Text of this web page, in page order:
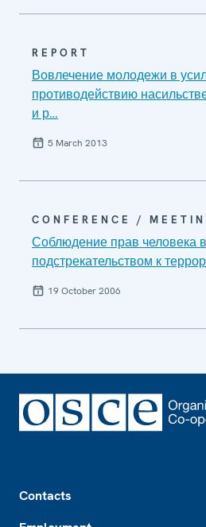
REPORT
Вовлечение молодежи в
противодействию
и р…
5 March 2013
CONFERENCE /
Соблюдение прав человека
подстрекательством к
19 October 2006
Contacts